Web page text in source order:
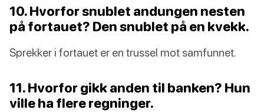
10. Hvorfor snublet andungen nesten
på fortauet? Den snublet på en kvekk.
Sprekker i fortauet er en trussel mot samfunnet.
11. Hvorfor gikk anden til banken? Hun
ville ha flere regninger.